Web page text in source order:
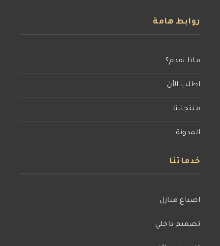
روابط هامة
ماذا نقدم؟
اطلب الأن
منتجاتنا
المدونة
خدماتنا
اصباغ منازل
تصميم داخلي